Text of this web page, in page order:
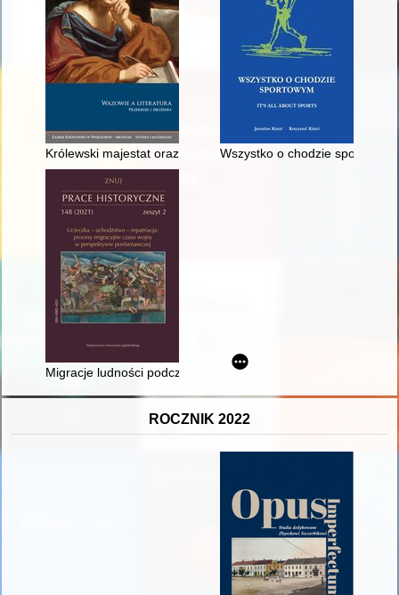
Królewski majestat oraz powinności Wazów w świetle
Wszystko o chodzie
Migracje ludności podczas rzymskiego podboju Galii w
ROCZNIK 2022